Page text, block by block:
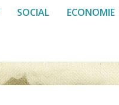
SOCIAL ECONOMIE